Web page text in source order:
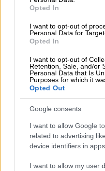
Opted In
I want to opt-out of
Personal Data for
Opted In
I want to opt-out of
Retention, Sale, and/or
Personal Data that Is
Purposes for which it
Opted Out
Google consents
I want to allow Google
related to advertising
device identifiers in apps.
I want to allow my user
της κάθε φορά, στο
Κινηματογράφου της
καλλιτεχνικός
Κρίστιαν Γιούνγκεν
🌟 Pamela
Golden Eye
her versatile
performance in
SHOWGIRL. She
festival on
film alongside